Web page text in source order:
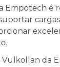
Empotech é
cargas
Vulkollan da